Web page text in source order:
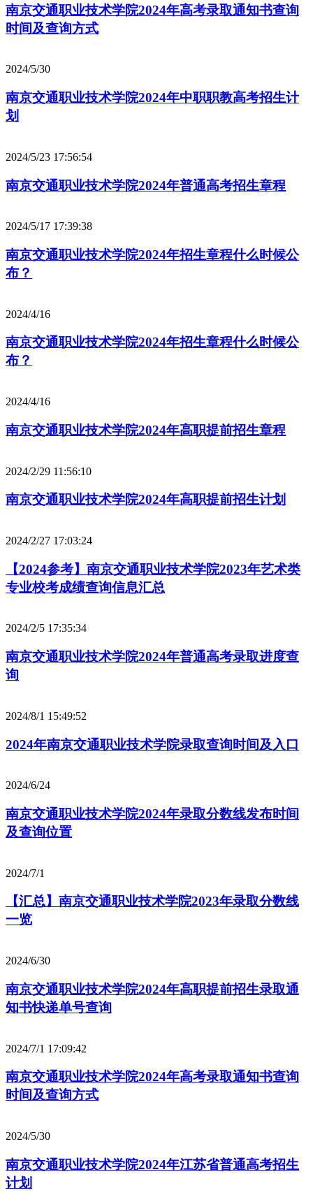
南京交通职业技术学院2024年高考录取通知书查询
时间及查询方式
2024/5/30
南京交通职业技术学院2024年中职职教高考招生计
划
2024/5/23 17:56:54
南京交通职业技术学院2024年普通高考招生章程
2024/5/17 17:39:38
南京交通职业技术学院2024年招生章程什么时候公
布？
2024/4/16
南京交通职业技术学院2024年招生章程什么时候公
布？
2024/4/16
南京交通职业技术学院2024年高职提前招生章程
2024/2/29 11:56:10
南京交通职业技术学院2024年高职提前招生计划
2024/2/27 17:03:24
【2024参考】南京交通职业技术学院2023年艺术类
专业校考成绩查询信息汇总
2024/2/5 17:35:34
南京交通职业技术学院2024年普通高考录取进度查
询
2024/8/1 15:49:52
2024年南京交通职业技术学院录取查询时间及入口
2024/6/24
南京交通职业技术学院2024年录取分数线发布时间
及查询位置
2024/7/1
【汇总】南京交通职业技术学院2023年录取分数线
一览
2024/6/30
南京交通职业技术学院2024年高职提前招生录取通
知书快递单号查询
2024/7/1 17:09:42
南京交通职业技术学院2024年高考录取通知书查询
时间及查询方式
2024/5/30
南京交通职业技术学院2024年江苏省普通高考招生
计划